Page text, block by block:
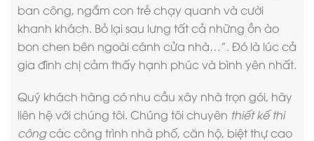
ban công, ngắm con trẻ chạy quanh và cười
khanh khách. Bỏ lại sau lưng tất cả những ồn ào
bon chen bên ngoài cánh cửa nhà…”. Đó là lúc cả
gia đình chị cảm thấy hạnh phúc và bình yên nhất.
Quý khách hàng có nhu cầu xây nhà trọn gói, hãy
liên hệ với chúng tôi. Chúng tôi chuyên thiết kế thi
côngcác công trình nhà phố, căn hộ, biệt thự cao